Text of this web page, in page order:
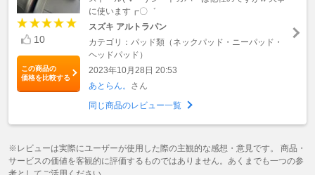
10
この商品の
価格を比較する
に使います┏〇゛
スズキ アルトラパン
カテゴリ：パッド類（ネックパッド・ニーパッド・
ヘッドパッド）
2023年10月28日 20:53
あとらん。 さん
同じ商品のレビュー一覧
※レビューは実際にユーザーが使用した際の主観的な感想・意見です。 商品・
サービスの価値を客観的に評価するものではありません。あくまでも一つの参